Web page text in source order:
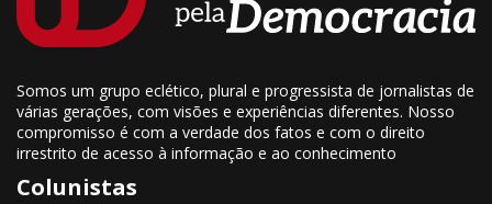
Somos um grupo eclético, plural e progressista de jornalistas de
várias gerações, com visões e experiências diferentes. Nosso
compromisso é com a verdade dos fatos e com o direito
irrestrito de acesso à informação e ao conhecimento
Colunistas